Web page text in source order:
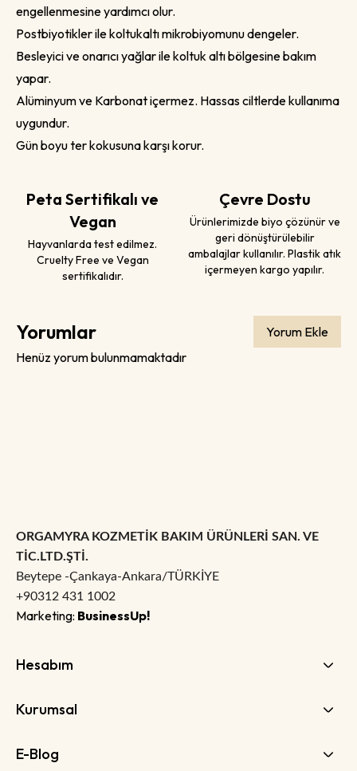
engellenmesine yardımcı olur.
Postbiyotikler ile koltukaltı mikrobiyomunu dengeler.
Besleyici ve onarıcı yağlar ile koltuk altı bölgesine bakım
yapar.
Alüminyum ve Karbonat içermez. Hassas ciltlerde kullanıma
uygundur.
Gün boyu ter kokusuna karşı korur.
Peta Sertifikalı ve
Vegan
Hayvanlarda test edilmez.
Cruelty Free ve Vegan
sertifikalıdır.
Çevre Dostu
Ürünlerimizde biyo çözünür ve
geri dönüştürülebilir
ambalajlar kullanılır. Plastik atık
içermeyen kargo yapılır.
Yorumlar
Yorum Ekle
Henüz yorum bulunmamaktadır
ORGAMYRA KOZMETİK BAKIM ÜRÜNLERİ SAN. VE
TİC.LTD.ŞTİ.
Beytepe -Çankaya-Ankara/TÜRKİYE
+90312 431 1002
Marketing: BusinessUp!
Hesabım
Kurumsal
E-Blog